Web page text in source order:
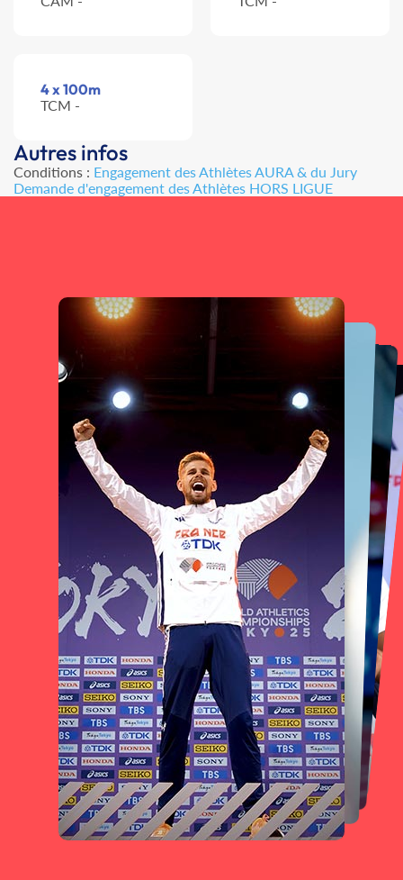
4 x 100m
TCM -
Autres infos
Conditions : Engagement des Athlètes AURA & du Jury
Demande d'engagement des Athlètes HORS LIGUE